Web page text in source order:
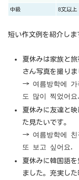
中級 8文以上
短い作文例を紹介しま
夏休みは家族と
さん写真を撮りま
→ 여름방학에 가
도 많이 찍었어요.
夏休みに友達と
た見たいです。
→ 여름방학에 친
또 보고 싶어요.
夏休みに韓国語
ました。充実した